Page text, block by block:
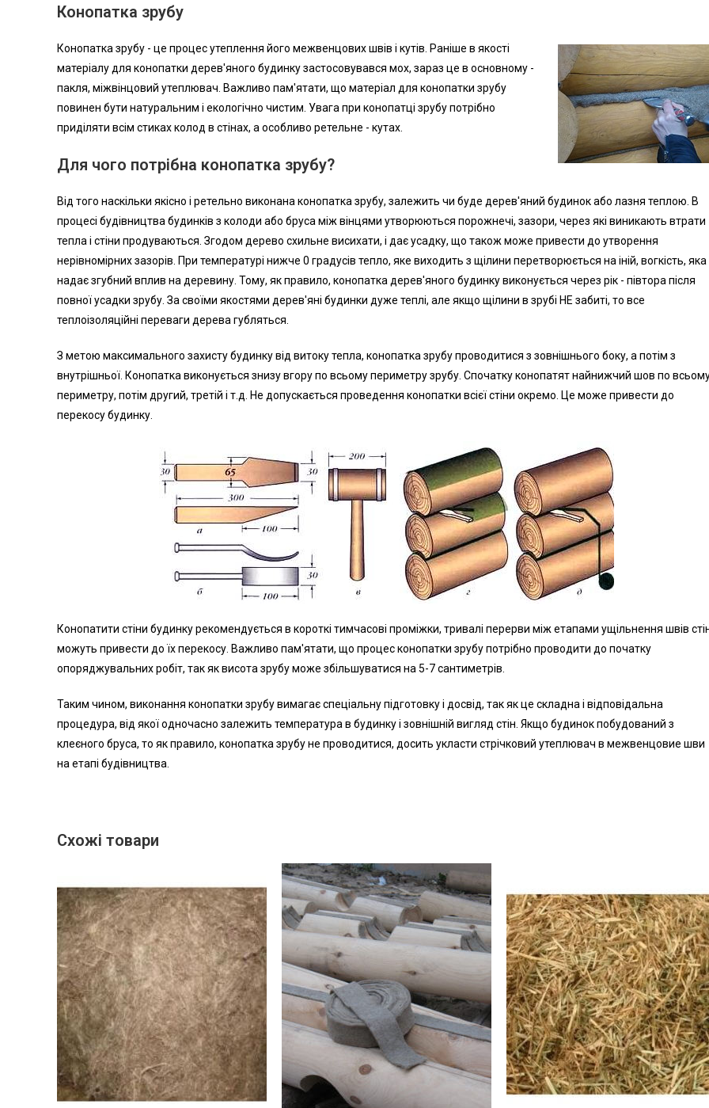
Конопатка зрубу
Конопатка зрубу - це процес утеплення його межвенцових швів і кутів. Раніше в якості
матеріалу для конопатки дерев'яного будинку застосовувався мох, зараз це в основному -
пакля, міжвінцовий утеплювач. Важливо пам'ятати, що матеріал для конопатки зрубу
повинен бути натуральним і екологічно чистим. Увага при конопатці зрубу потрібно
приділяти всім стиках колод в стінах, а особливо ретельне - кутах.
Для чого потрібна конопатка зрубу?
Від того наскільки якісно і ретельно виконана конопатка зрубу, залежить чи буде дерев'яний будинок або лазня теплою. В
процесі будівництва будинків з колоди або бруса між вінцями утворюються порожнечі, зазори, через які виникають втрати
тепла і стіни продуваються. Згодом дерево схильне висихати, і дає усадку, що також може привести до утворення
нерівномірних зазорів. При температурі нижче 0 градусів тепло, яке виходить з щілини перетворюється на іній, вогкість, яка
надає згубний вплив на деревину. Тому, як правило, конопатка дерев'яного будинку виконується через рік - півтора після
повної усадки зрубу. За своїми якостями дерев'яні будинки дуже теплі, але якщо щілини в зрубі НЕ забиті, то все
теплоізоляційні переваги дерева губляться.
З метою максимального захисту будинку від витоку тепла, конопатка зрубу проводитися з зовнішнього боку, а потім з
внутрішньої. Конопатка виконується знизу вгору по всьому периметру зрубу. Спочатку конопатят найнижчий шов по
периметру, потім другий, третій і т.д. Не допускається проведення конопатки всієї стіни окремо. Це може привести до
перекосу будинку.
Конопатити стіни будинку рекомендується в короткі тимчасові проміжки, тривалі перерви між етапами ущільнення швів
можуть привести до їх перекосу. Важливо пам'ятати, що процес конопатки зрубу потрібно проводити до початку
опоряджувальних робіт, так як висота зрубу може збільшуватися на 5-7 сантиметрів.
Таким чином, виконання конопатки зрубу вимагає спеціальну підготовку і досвід, так як це складна і відповідальна
процедура, від якої одночасно залежить температура в будинку і зовнішній вигляд стін. Якщо будинок побудований з
клеєного бруса, то як правило, конопатка зрубу не проводитися, досить укласти стрічковий утеплювач в межвенцовие шви
на етапі будівництва.
Схожі товари